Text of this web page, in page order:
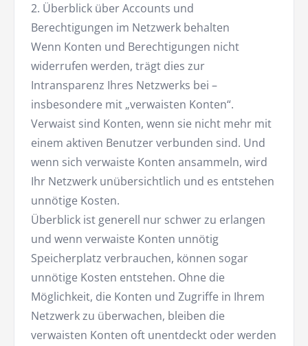
2. Überblick über Accounts und
Berechtigungen im Netzwerk behalten
Wenn Konten und Berechtigungen nicht
widerrufen werden, trägt dies zur
Intransparenz Ihres Netzwerks bei –
insbesondere mit „verwaisten Konten“.
Verwaist sind Konten, wenn sie nicht mehr mit
einem aktiven Benutzer verbunden sind. Und
wenn sich verwaiste Konten ansammeln, wird
Ihr Netzwerk unübersichtlich und es entstehen
unnötige Kosten.
Überblick ist generell nur schwer zu erlangen
und wenn verwaiste Konten unnötig
Speicherplatz verbrauchen, können sogar
unnötige Kosten entstehen. Ohne die
Möglichkeit, die Konten und Zugriffe in Ihrem
Netzwerk zu überwachen, bleiben die
verwaisten Konten oft unentdeckt oder werden